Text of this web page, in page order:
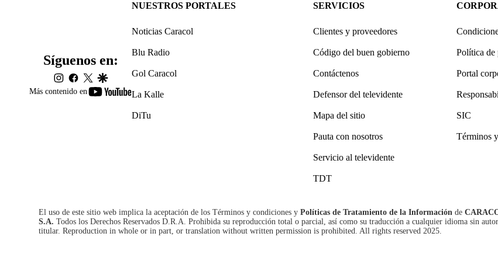
Más contenido en
youtube-
Síguenos en:
instagram
facebook
twittergoogle
NUESTROS PORTALES
Noticias Caracol
Blu Radio
Gol Caracol
La Kalle
DiTu
SERVICIOS
Clientes y proveedores
Código del buen gobierno
Contáctenos
Defensor del televidente
Mapa del sitio
Pauta con nosotros
Servicio al televidente
TDT
Política de
Portal
SIC
Términos
El uso de este sitio web implica la aceptación de los Términos y condiciones y Políticas de Tratamiento de la Información de
S.A. Todos los Derechos Reservados D.R.A. Prohibida su reproducción total o parcial, así como su traducción a cualquier idioma sin
titular. Reproduction in whole or in part, or translation without written permission is prohibited. All rights reserved 2025.